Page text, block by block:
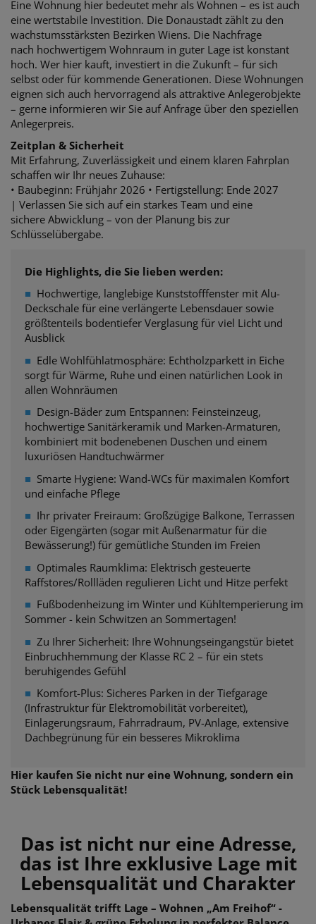
Eine Wohnung hier bedeutet mehr als Wohnen – es ist auch
eine wertstabile Investition. Die Donaustadt zählt zu den
wachstumsstärksten Bezirken Wiens. Die Nachfrage
nach hochwertigem Wohnraum in guter Lage ist konstant
hoch. Wer hier kauft, investiert in die Zukunft – für sich
selbst oder für kommende Generationen. Diese Wohnungen
eignen sich auch hervorragend als attraktive Anlegerobjekte
– gerne informieren wir Sie auf Anfrage über den speziellen
Anlegerpreis.
Zeitplan & Sicherheit
Mit Erfahrung, Zuverlässigkeit und einem klaren Fahrplan
schaffen wir Ihr neues Zuhause:
• Baubeginn: Frühjahr 2026 • Fertigstellung: Ende 2027
| Verlassen Sie sich auf ein starkes Team und eine
sichere Abwicklung – von der Planung bis zur
Schlüsselübergabe.
Die Highlights, die Sie lieben werden:
■ Hochwertige, langlebige Kunststofffenster mit Alu-
Deckschale für eine verlängerte Lebensdauer sowie
größtenteils bodentiefer Verglasung für viel Licht und
Ausblick
■ Edle Wohlfühlatmosphäre: Echtholzparkett in Eiche
sorgt für Wärme, Ruhe und einen natürlichen Look in
allen Wohnräumen
■ Design-Bäder zum Entspannen: Feinsteinzeug,
hochwertige Sanitärkeramik und Marken-Armaturen,
kombiniert mit bodenebenen Duschen und einem
luxuriösen Handtuchwärmer
■ Smarte Hygiene: Wand-WCs für maximalen Komfort
und einfache Pflege
■ Ihr privater Freiraum: Großzügige Balkone, Terrassen
oder Eigengärten (sogar mit Außenarmatur für die
Bewässerung!) für gemütliche Stunden im Freien
■ Optimales Raumklima: Elektrisch gesteuerte
Raffstores/Rollläden regulieren Licht und Hitze perfekt
■ Fußbodenheizung im Winter und Kühltemperierung im
Sommer - kein Schwitzen an Sommertagen!
■ Zu Ihrer Sicherheit: Ihre Wohnungseingangstür bietet
Einbruchhemmung der Klasse RC 2 – für ein stets
beruhigendes Gefühl
■ Komfort-Plus: Sicheres Parken in der Tiefgarage
(Infrastruktur für Elektromobilität vorbereitet),
Einlagerungsraum, Fahrradraum, PV-Anlage, extensive
Dachbegrünung für ein besseres Mikroklima
Hier kaufen Sie nicht nur eine Wohnung, sondern ein
Stück Lebensqualität!
Das ist nicht nur eine Adresse,
das ist Ihre exklusive Lage mit
Lebensqualität und Charakter
Lebensqualität trifft Lage – Wohnen „Am Freihof“ -